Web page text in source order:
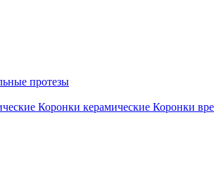
протезы
Коронки керамические Коронки